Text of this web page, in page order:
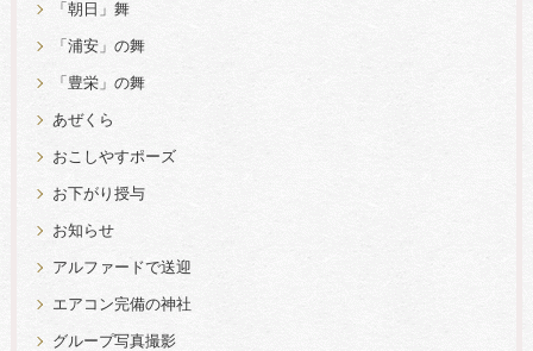
「朝日」舞
「浦安」の舞
「豊栄」の舞
あぜくら
おこしやすポーズ
お下がり授与
お知らせ
アルファードで送迎
エアコン完備の神社
グループ写真撮影